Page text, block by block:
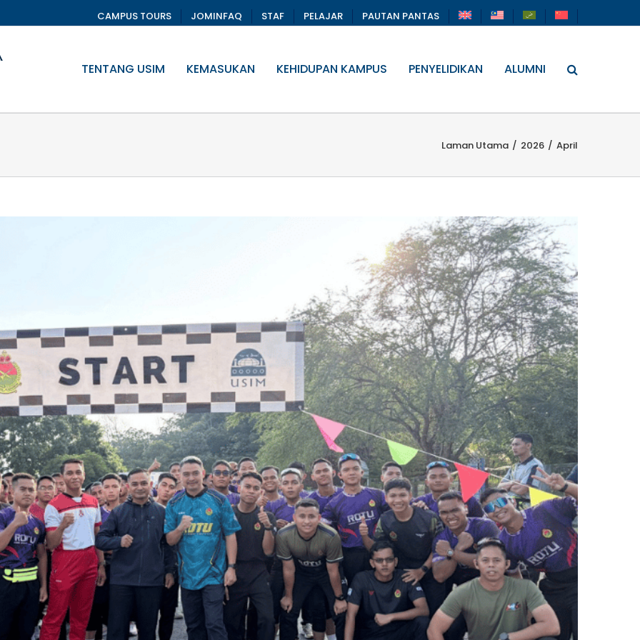
CAMPUS TOURS JOMINFAQ STAF PELAJAR PAUTAN PANTAS
TENTANG USIM KEMASUKAN KEHIDUPAN KAMPUS PENYELIDIKAN ALUMNI
Laman Utama / 2026 / April